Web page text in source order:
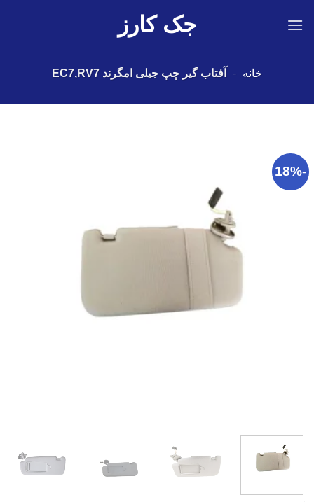
جک کارز
خانه - آفتاب گیر چپ جیلی امگرند EC7,RV7
-18%